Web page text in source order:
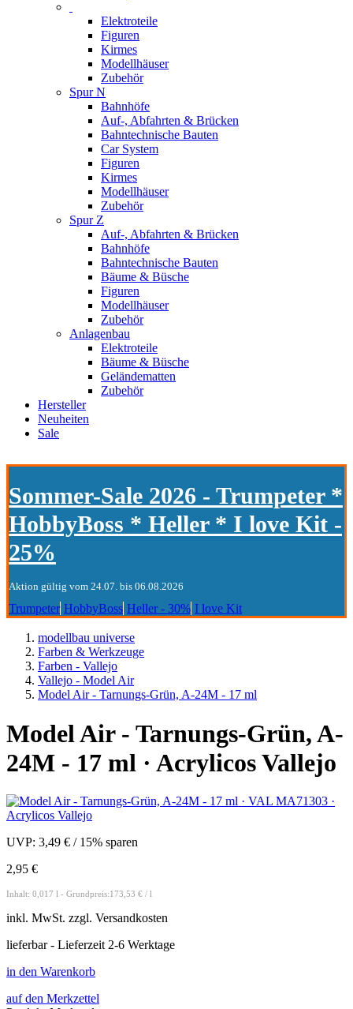
Elektroteile
Figuren
Kirmes
Modellhäuser
Zubehör
Spur N
Bahnhöfe
Auf-, Abfahrten & Brücken
Bahntechnische Bauten
Car System
Figuren
Kirmes
Modellhäuser
Zubehör
Spur Z
Auf-, Abfahrten & Brücken
Bahnhöfe
Bahntechnische Bauten
Bäume & Büsche
Figuren
Modellhäuser
Zubehör
Anlagenbau
Elektroteile
Bäume & Büsche
Geländematten
Zubehör
Hersteller
Neuheiten
Sale
Sommer-Sale 2026 - Trumpeter *
HobbyBoss * Heller * I love Kit -
25%
Aktion gültig vom 24.07. bis 06.08.2026
Trumpeter HobbyBoss Heller - 30% I love Kit
modellbau universe
Farben & Werkzeuge
Farben - Vallejo
Vallejo - Model Air
Model Air - Tarnungs-Grün, A-24M - 17 ml
Model Air - Tarnungs-Grün, A-
24M - 17 ml · Acrylicos Vallejo
UVP: 3,49 € / 15% sparen
2,95 €
Inhalt: 0,017 l - Grundpreis:173,53 € / l
inkl. MwSt. zzgl. Versandkosten
lieferbar - Lieferzeit 2-6 Werktage
in den Warenkorb
auf den Merkzettel